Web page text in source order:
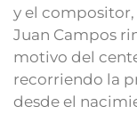
y el
Juan Campos
motivo del
recorriendo la
desde el